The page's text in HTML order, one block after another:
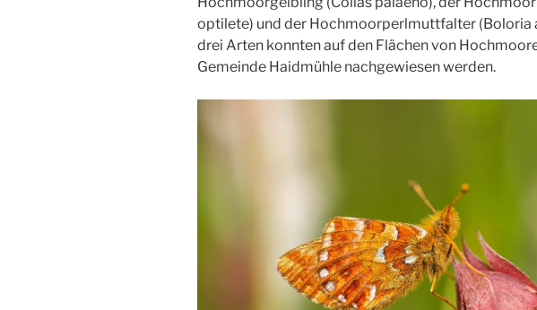
optilete) und der Hochmoorperlmuttfalter (Boloria
drei Arten konnten auf den Flächen von
Gemeinde Haidmühle nachgewiesen werden.